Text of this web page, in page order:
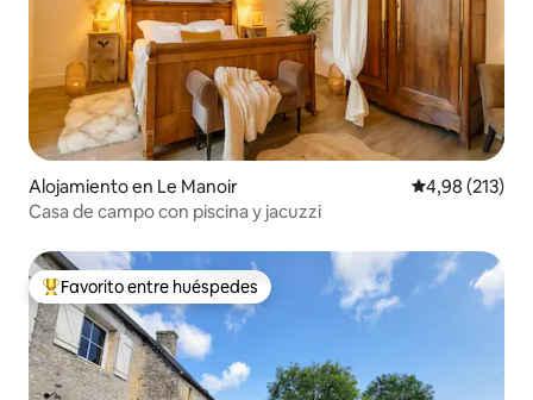
Alojamiento en Le Manoir Calificación
4,98 (213)
Casa de campo con piscina y jacuzzi
Favorito entre los huéspedes más destacados
Favorito entre huéspedes